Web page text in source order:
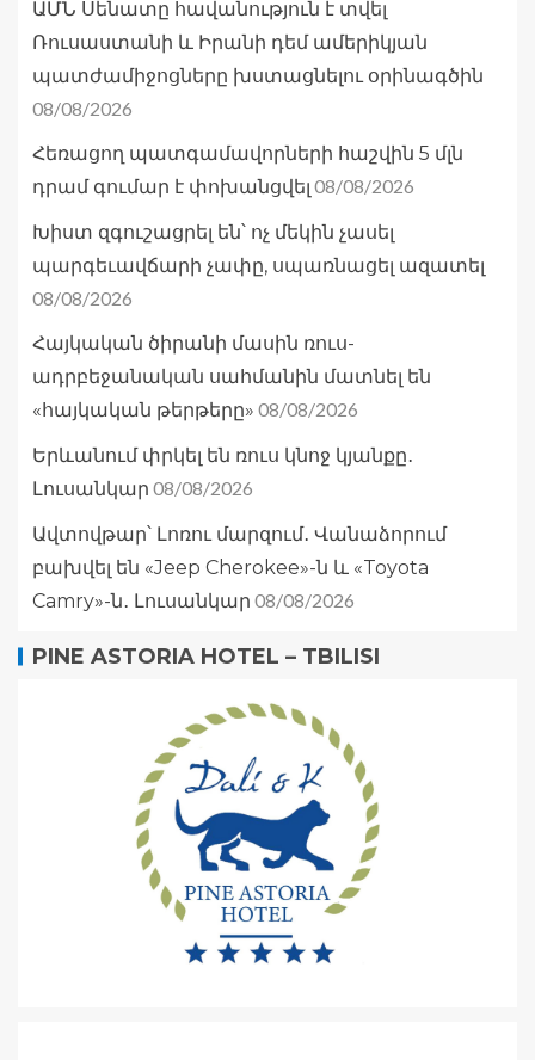
ԱՄՆ Սենատը հավանություն է տվել
Ռուսաստանի և Իրանի դեմ ամերիկյան
պատժամիջոցները խստացնելու օրինագծին
08/08/2026
Հեռացող պատգամավորների հաշվին 5 մլն
դրամ գումար է փոխանցվել 08/08/2026
Խիստ զգուշացրել են՝ ոչ մեկին չասել
պարգեւավճարի չափը, սպառնացել ազատել
08/08/2026
Հայկական ծիրանի մասին ռուս-
ադրբեջանական սահմանին մատնել են
«հայկական թերթերը» 08/08/2026
Երևանում փրկել են ռուս կնոջ կյանքը․
Լուսանկար 08/08/2026
Ավտովթար՝ Լոռու մարզում․ Վանաձորում
բախվել են «Jeep Cherokee»-ն և «Toyota
Camry»-ն․ Լուսանկար 08/08/2026
PINE ASTORIA HOTEL – TBILISI